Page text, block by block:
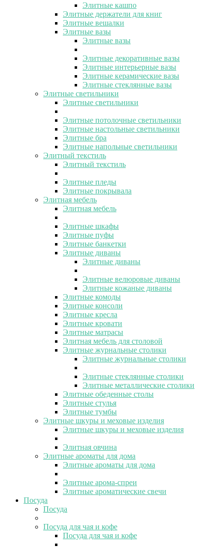
Элитные кашпо
Элитные держатели для книг
Элитные вешалки
Элитные вазы
Элитные вазы
Элитные декоративные вазы
Элитные интерьерные вазы
Элитные керамические вазы
Элитные стеклянные вазы
Элитные светильники
Элитные светильники
Элитные потолочные светильники
Элитные настольные светильники
Элитные бра
Элитные напольные светильники
Элитный текстиль
Элитный текстиль
Элитные пледы
Элитные покрывала
Элитная мебель
Элитная мебель
Элитные шкафы
Элитные пуфы
Элитные банкетки
Элитные диваны
Элитные диваны
Элитные велюровые диваны
Элитные кожаные диваны
Элитные комоды
Элитные консоли
Элитные кресла
Элитные кровати
Элитные матрасы
Элитная мебель для столовой
Элитные журнальные столики
Элитные журнальные столики
Элитные стеклянные столики
Элитные металлические столики
Элитные обеденные столы
Элитные стулья
Элитные тумбы
Элитные шкуры и меховые изделия
Элитные шкуры и меховые изделия
Элитная овчина
Элитные ароматы для дома
Элитные ароматы для дома
Элитные арома-спреи
Элитные ароматические свечи
Посуда
Посуда
Посуда для чая и кофе
Посуда для чая и кофе